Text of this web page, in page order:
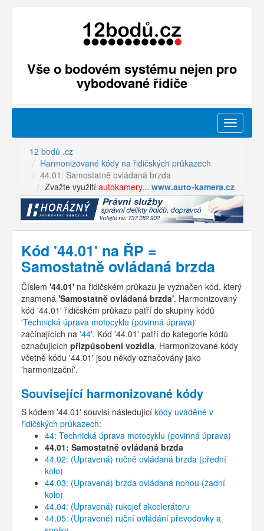
Vše o bodovém systému nejen pro
vybodované řidiče
Menu
12 bodů .cz
Harmonizované kódy na řidičských průkazech
44.01: Samostatně ovládaná brzda
Zvažte využití autokamery... www.auto-kamera.cz
Kód '44.01' na ŘP =
Samostatně ovládaná brzda
Číslem '44.01' na řidičském průkazu je vyznačen kód, který
znamená 'Samostatně ovládaná brzda'. Harmonizovaný
kód '44.01' řidičském průkazu patří do skupiny kódů
'Technická úprava motocyklu (povinná úprava)'
začínajících na '44'. Kód '44.01' patří do kategorie kódů
označujících přizpůsobení vozidla. Harmonizované kódy
včetně kódu '44.01' jsou někdy označovány jako
'harmonizační'.
Související harmonizované kódy
S kódem '44.01' souvisí následující kódy uváděné v
řidičských průkazech:
44: Technická úprava motocyklu (povinná úprava)
44.01: Samostatně ovládaná brzda
44.02: (Upravená) ručně ovládaná brzda (přední
kolo)
44.03: (Upravená) brzda ovládaná nohou (zadní
kolo)
44.04: (Upravená) rukojeť akcelerátoru
44.05: (Upravené) ruční ovládání převodovky a